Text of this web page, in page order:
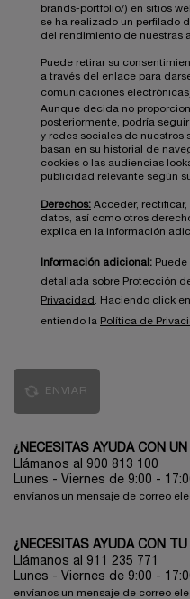
brands-portfolio/) en sitios
se ha realizado un perfilado
del rendimiento de nuestras
Puede retirar su
a través del enlace para
comunicaciones
Aunque decida no
posteriormente, podría
y redes sociales de nuestros
basan en su historial de
cookies o las audiencias
publicidad relevante según
Derechos: Acceder,
datos, así como otros
explica en la información
Información adicional:
detallada sobre Protección
Privacidad
. Haciendo click
entiendo la Política de
ENVIAR
¿NECESITAS AYUDA CON
Llámanos al 900 813 100
Lunes - Viernes de 9:00 -
envíanos un mensaje de correo
¿NECESITAS AYUDA CON TU
Llámanos al 911 235 771
Lunes - Viernes de 9:00 -
envíanos un mensaje de correo